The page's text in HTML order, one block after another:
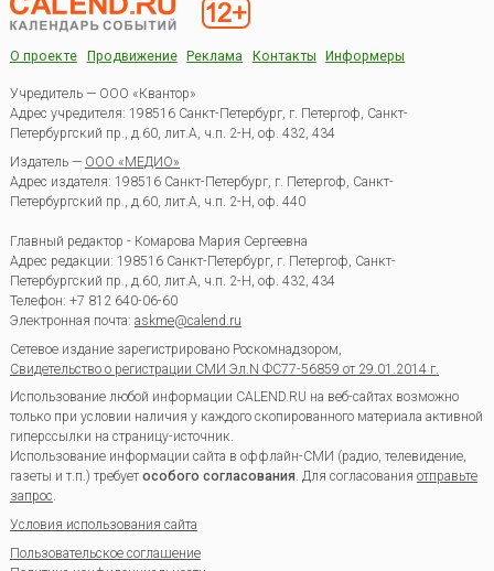
О проекте Продвижение Реклама Контакты Информеры
Учредитель — ООО «Квантор»
Адрес учредителя: 198516 Санкт-Петербург, г. Петергоф, Санкт-
Петербургский пр., д.60, лит.А, ч.п. 2-Н, оф. 432, 434
Издатель — ООО «МЕДИО»
Адрес издателя: 198516 Санкт-Петербург, г. Петергоф, Санкт-
Петербургский пр., д.60, лит.А, ч.п. 2-Н, оф. 440
Главный редактор - Комарова Мария Сергеевна
Адрес редакции: 198516 Санкт-Петербург, г. Петергоф, Санкт-
Петербургский пр., д.60, лит.А, ч.п. 2-Н, оф. 432, 434
Телефон: +7 812 640-06-60
Электронная почта: askme@calend.ru
Сетевое издание зарегистрировано Роскомнадзором,
Свидетельство о регистрации СМИ Эл.N ФС77-56859 от 29.01.2014 г.
Использование любой информации CALEND.RU на веб-сайтах возможно
только при условии наличия у каждого скопированного материала активной
гиперссылки на страницу-источник.
Использование информации сайта в оффлайн-СМИ (радио, телевидение,
газеты и т.п.) требуетособого согласования. Для согласования отправьте
запрос.
Условия использования сайта
Пользовательское соглашение